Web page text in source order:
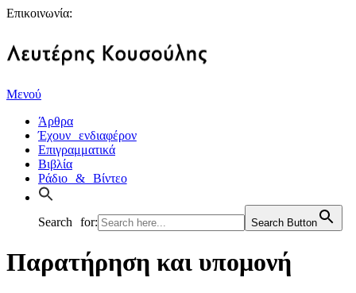
Επικοινωνία:
Μενού
Άρθρα
Έχουν ενδιαφέρον
Επιγραμματικά
Βιβλία
Ράδιο & Βίντεο
Search for: Search Button
Παρατήρηση και υπομονή